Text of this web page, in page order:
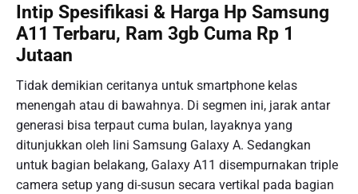
Intip Spesifikasi & Harga Hp Samsung
A11 Terbaru, Ram 3gb Cuma Rp 1
Jutaan
Tidak demikian ceritanya untuk smartphone kelas
menengah atau di bawahnya. Di segmen ini, jarak antar
generasi bisa terpaut cuma bulan, layaknya yang
ditunjukkan oleh lini Samsung Galaxy A. Sedangkan
untuk bagian belakang, Galaxy A11 disempurnakan triple
camera setup yang di-susun secara vertikal pada bagian